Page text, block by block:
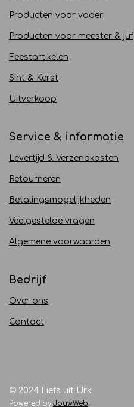
Producten voor vader
Producten voor meester & juf
Feestartikelen
Sint & Kerst
Uitverkoop
Service & informatie
Levertijd & Verzendkosten
Retourneren
Betalingsmogelijkheden
Veelgestelde vragen
Algemene voorwaarden
Bedrijf
Over ons
Contact
© 2024 Liefs uit Urk
Powered by JouwWeb